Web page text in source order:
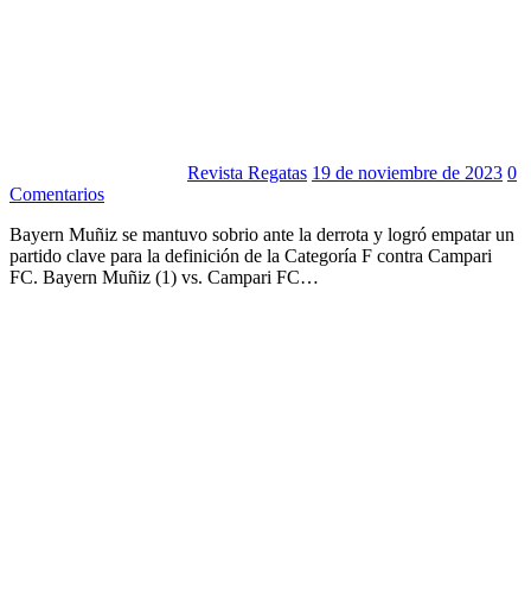
Revista Regatas 19 de noviembre de 2023 0
Comentarios
Bayern Muñiz se mantuvo sobrio ante la derrota y logró empatar un
partido clave para la definición de la Categoría F contra Campari
FC. Bayern Muñiz (1) vs. Campari FC…